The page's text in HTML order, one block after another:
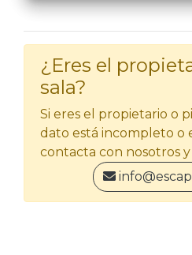
¿Eres el
sala?
Si eres el propietario o
dato está incompleto o
contacta con nosotros